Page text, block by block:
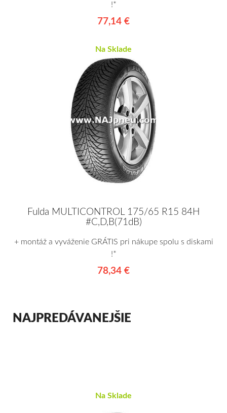
!*
77,14 €
Na Sklade
Fulda MULTICONTROL 175/65 R15 84H
#C,D,B(71dB)
+ montáž a vyváženie GRÁTIS pri nákupe spolu s diskami
!*
78,34 €
NAJPREDÁVANEJŠIE
Na Sklade